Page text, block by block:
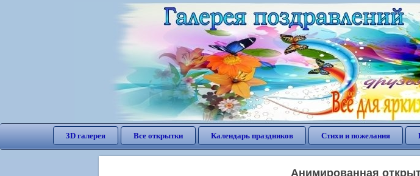
3D галерея Все открытки Календарь праздников Стихи и пожелания
Анимированная